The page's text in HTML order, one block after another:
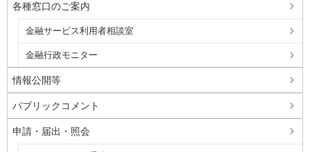
各種窓口のご案内
金融サービス利用者相談室
金融行政モニター
情報公開等
パブリックコメント
申請・届出・照会